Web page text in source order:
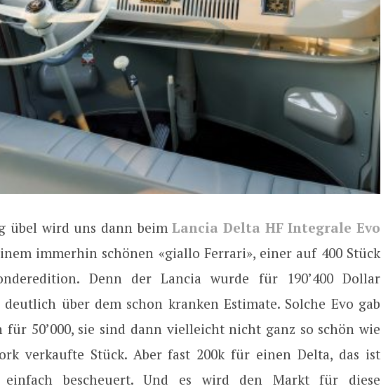
übel wird uns dann beimLancia Delta HF Integrale Evo
immerhin schönen «giallo Ferrari», einer auf 400 Stück
Denn der Lancia wurde für 190’400 Dollar
deutlich über dem schon kranken Estimate. Solche Evo gab
für 50’000, sie sind dann vielleicht nicht ganz so schön wie
verkaufte Stück. Aber fast 200k für einen Delta, das ist
bescheuert. Und es wird den Markt für diese